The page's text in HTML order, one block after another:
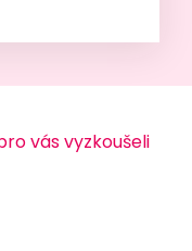
vás vyzkoušeli